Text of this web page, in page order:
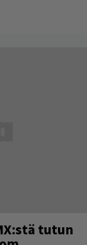
tutun